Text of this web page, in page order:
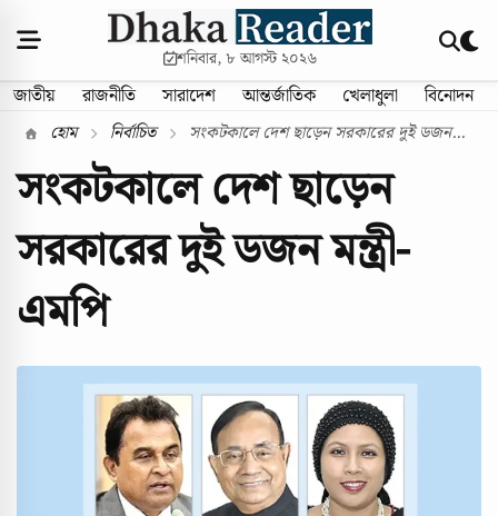
শনিবার, ৮ আগস্ট ২০২৬
জাতীয় রাজনীতি সারাদেশ আন্তর্জাতিক খেলাধুলা বিনোদন
হোম নির্বাচিত সংকটকালে দেশ ছাড়েন সরকারের দুই ডজন...
সংকটকালে দেশ ছাড়েন
সরকারের দুই ডজন মন্ত্রী-
এমপি